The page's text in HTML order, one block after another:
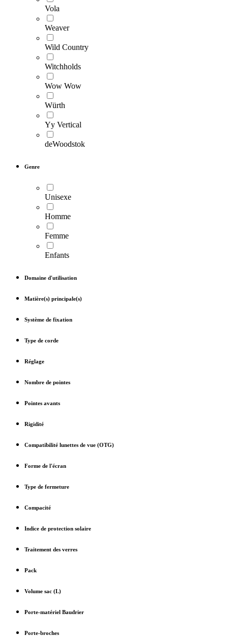
Vola
Weaver
Wild Country
Witchholds
Wow Wow
Würth
Yy Vertical
deWoodstok
Genre
Unisexe
Homme
Femme
Enfants
Domaine d'utilisation
Matière(s) principale(s)
Système de fixation
Type de corde
Réglage
Nombre de pointes
Pointes avants
Rigidité
Compatibilité lunettes de vue (OTG)
Forme de l'écran
Type de fermeture
Compacité
Indice de protection solaire
Traitement des verres
Pack
Volume sac (L)
Porte-matériel Baudrier
Porte-broches